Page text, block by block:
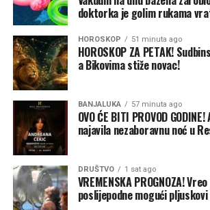
Policijski službenici i radnici Lučke
su pronašli brodicu potopljenu na dubini
metra, dok se svih pet putnika već
nije bio povrijeđen, a nije došlo ni do
Utvrđeno je i da je brodicom upravljao
državljanin kojem je izmjereno 1,37
nakon čega je postupanje preuzela
doktorka je golim rukama
HOROSKOP 51 minuta ago
HOROSKOP ZA PETAK!
a Bikovima stiže novac!
BANJALUKA 57 minuta ago
OVO ĆE BITI PROVOD
najavila nezaboravnu noć u
DRUŠTVO 1 sat ago
VREMENSKA PROGNOZA!
poslijepodne mogući